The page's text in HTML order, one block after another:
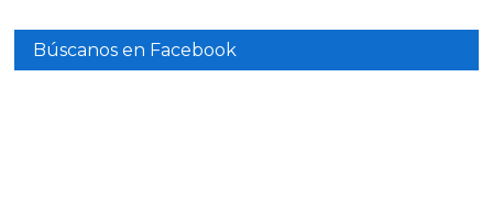
Búscanos en Facebook